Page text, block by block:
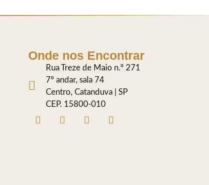
Onde nos Encontrar
Rua Treze de Maio n.º 271
7º andar, sala 74
Centro, Catanduva | SP
CEP. 15800-010